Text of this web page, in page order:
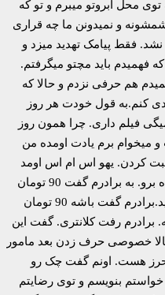
200م بدی وگرنه توی محل آبروتو میبرم و تو که
و نمیدونن ما چه قراری
فقط پیامک تهدید میزد و
فهمیدم باید مچتو میگرفتم.
هم حرفی نزدم و حالا که
کنم.به قول خودت هر روز
چک میکنی. 120روزه میگی فیلم داری. چرا همون روز
میخوام برم یادت اومده من
کردن. یهو اس ام اس اومد
شکایت کرده. بعد گفت بیا 70تومان بده برو. به برادرم گفت 90 تومان
بده. به دامادم گفته 300میلیون باید بدید.برادرم گفت باشه 90 تومان
رفت کلانتری. گفت این
طبقه بالا خصوصی حرف زدن بعد مامور
هست. اونم گفت چک رو
بنویسم و توی رضایتم